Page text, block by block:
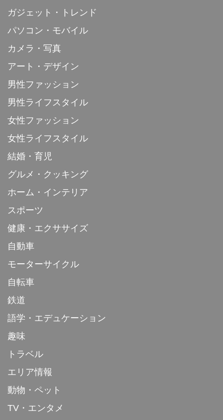
ガジェット・トレンド
パソコン・モバイル
カメラ・写真
アート・デザイン
男性ファッション
男性ライフスタイル
女性ファッション
女性ライフスタイル
結婚・育児
グルメ・クッキング
ホーム・インテリア
スポーツ
健康・エクササイズ
自動車
モーターサイクル
自転車
鉄道
語学・エデュケーション
趣味
トラベル
エリア情報
動物・ペット
TV・エンタメ